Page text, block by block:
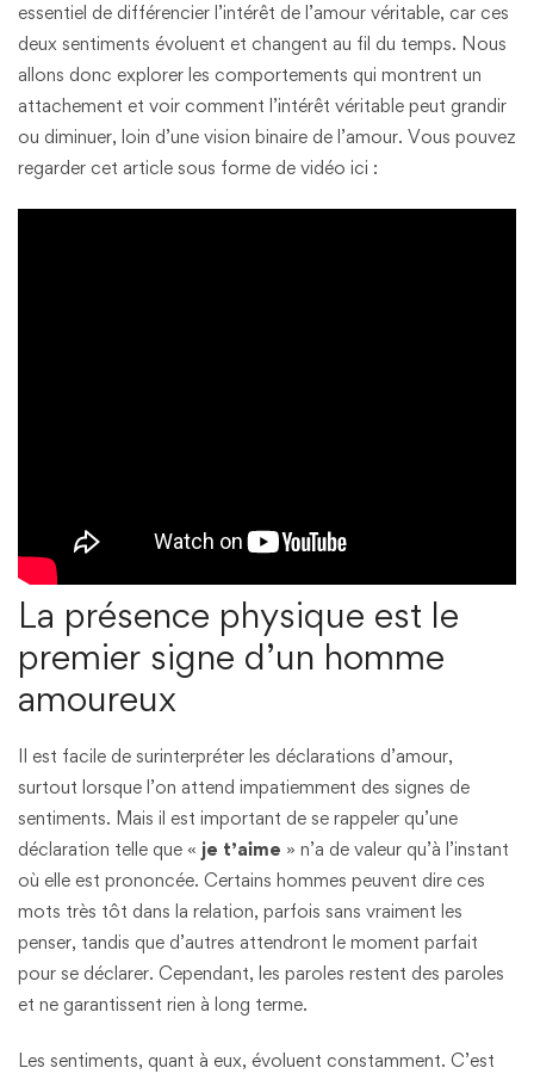
essentiel de différencier l’intérêt de l’amour véritable, car ces
deux sentiments évoluent et changent au fil du temps. Nous
allons donc explorer les comportements qui montrent un
attachement et voir comment l’intérêt véritable peut grandir
ou diminuer, loin d’une vision binaire de l’amour​. Vous pouvez
regarder cet article sous forme de vidéo ici :
La présence physique est le
premier signe d’un homme
amoureux
Il est facile de surinterpréter les déclarations d’amour,
surtout lorsque l’on attend impatiemment des signes de
sentiments. Mais il est important de se rappeler qu’une
déclaration telle que « je t’aime » n’a de valeur qu’à l’instant
où elle est prononcée. Certains hommes peuvent dire ces
mots très tôt dans la relation, parfois sans vraiment les
penser, tandis que d’autres attendront le moment parfait
pour se déclarer. Cependant, les paroles restent des paroles
et ne garantissent rien à long terme.
Les sentiments, quant à eux, évoluent constamment. C’est